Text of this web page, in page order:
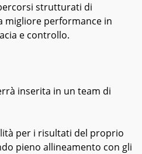
strutturati di
migliore performance in
e controllo.
inserita in un team di
per i risultati del proprio
pieno allineamento con gli